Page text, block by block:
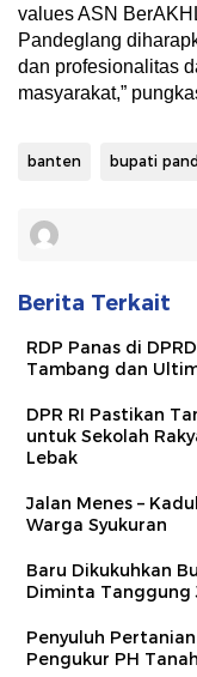
values ASN
Pandeglang
dan profesionalitas
masyarakat,”
banten bupati
Berita Terkait
RDP Panas di
Tambang dan
DPR RI Pastikan
untuk Sekolah
Lebak
Jalan Menes –
Warga Syukuran
Baru Dikukuhkan
Diminta Tanggung
Penyuluh
Pengukur PH